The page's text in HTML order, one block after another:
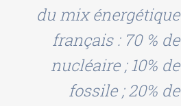
du mix énergétique
français : 70 % de
nucléaire ; 10% de
fossile ; 20% de